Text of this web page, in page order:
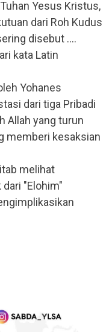
Yesus Kristus,
dari Roh Kudus
disebut ....
kata Latin
Yohanes
dari tiga Pribadi
Allah yang turun
memberi kesaksian
melihat
"Elohim"